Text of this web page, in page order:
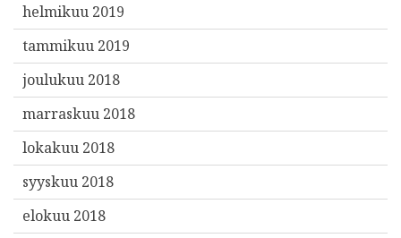
helmikuu 2019
tammikuu 2019
joulukuu 2018
marraskuu 2018
lokakuu 2018
syyskuu 2018
elokuu 2018